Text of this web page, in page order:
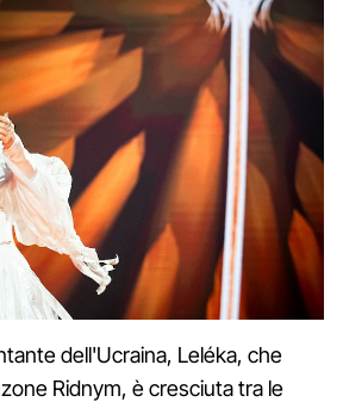
dell'Ucraina, Leléka, che
Ridnym, è cresciuta tra le